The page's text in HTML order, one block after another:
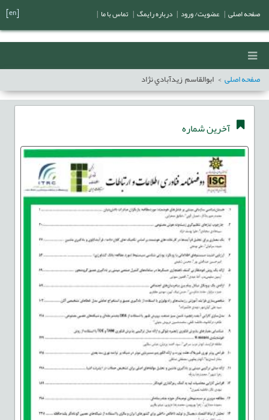
صفحه اصلی ابوالقاسم زيدآبادي نژاد
آخرین شماره
صفحه اصلی عضویت/ ورود درباره رایمگ تماس با ما